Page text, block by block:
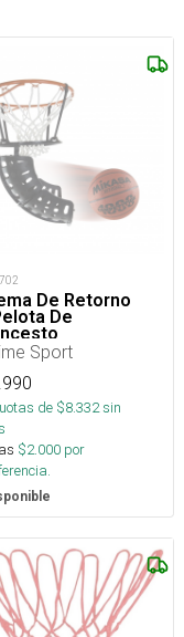
De Retorno
De
Sport
de $8.332sin
$2.000 por